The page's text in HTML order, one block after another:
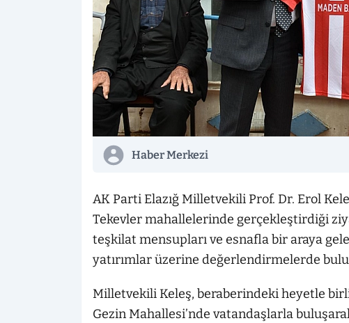
Haber Merkezi
AK Parti Elazığ Milletvekili Prof. Dr. Erol
Tekevler mahallelerinde gerçekleştirdiği
teşkilat mensupları ve esnafla bir araya
yatırımlar üzerine değerlendirmelerde
Milletvekili Keleş, beraberindeki heyetle
Gezin Mahallesi’nde vatandaşlarla